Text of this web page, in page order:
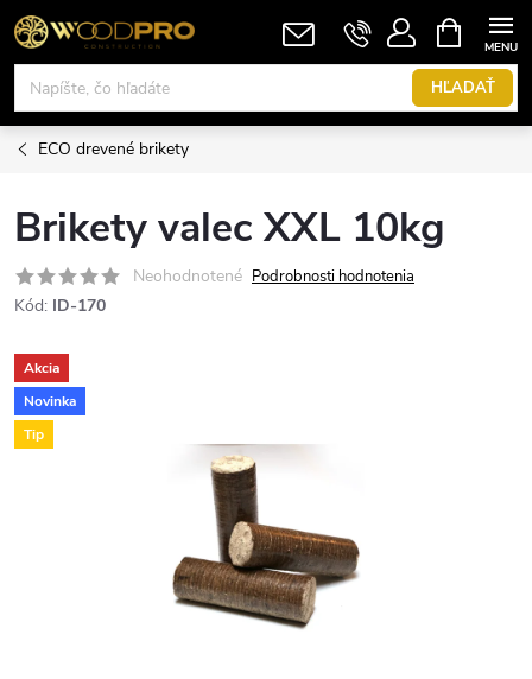
Prejsť
na
obsah
HĽADAŤ
KOŠÍK
ECO drevené brikety
Brikety valec XXL 10kg
Neohodnotené Podrobnosti hodnotenia
Kód: ID-170
Akcia
Novinka
Tip